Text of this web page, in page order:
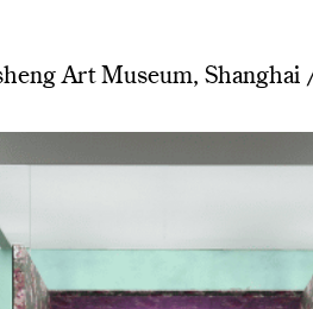
Art Museum, Shanghai